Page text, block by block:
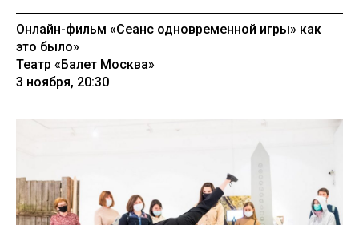
Онлайн-фильм «Сеанс одновременной игры» как
это было»
Театр «Балет Москва»
3 ноября, 20:30